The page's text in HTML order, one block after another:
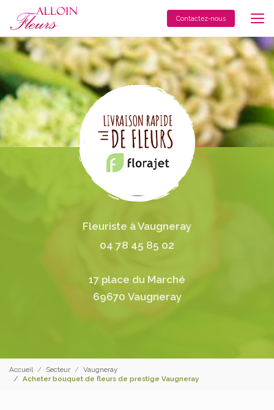
contenu
principal
Contactez-nous
Fleuriste à Vaugneray
04 78 45 85 02
17 place du Marché
69670 Vaugneray
Accueil Secteur
Vaugneray
Acheter bouquet de fleurs de prestige Vaugneray